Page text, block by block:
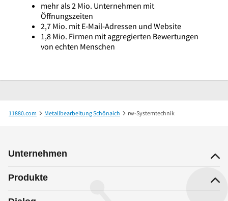
mehr als 2 Mio. Unternehmen mit
Öffnungszeiten
2,7 Mio. mit E-Mail-Adressen und Website
1,8 Mio. Firmen mit aggregierten Bewertungen
von echten Menschen
11880.com Metallbearbeitung Schönaich rw-Systemtechnik
Unternehmen
Produkte